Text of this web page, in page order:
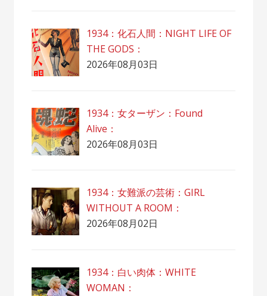
1934：化石人間：NIGHT LIFE OF
THE GODS：
2026年08月03日
1934：女ターザン：Found
Alive：
2026年08月03日
1934：女難派の芸術：GIRL
WITHOUT A ROOM：
2026年08月02日
1934：白い肉体：WHITE
WOMAN：